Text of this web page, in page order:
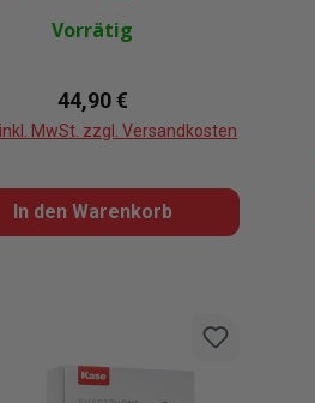
Vorrätig
Regulärer Preis:
44,90 €
MwSt. zzgl. Versandkosten
In den Warenkorb